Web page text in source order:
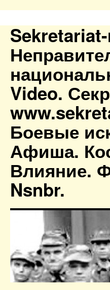
Video.
Боевые
Афиша.
Влияние.
Nsnbr.